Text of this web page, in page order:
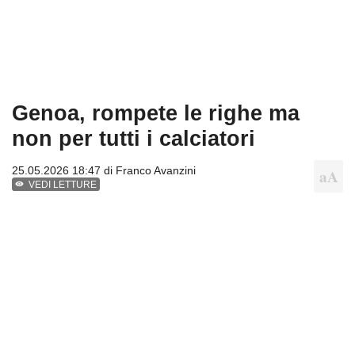
Genoa, rompete le righe ma
non per tutti i calciatori
25.05.2026 18:47 di Franco Avanzini
VEDI LETTURE